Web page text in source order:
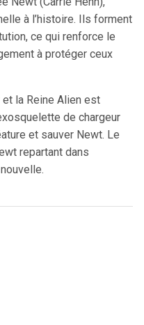
à l’histoire. Ils forment
ce qui renforce le
à protéger ceux
la Reine Alien est
de chargeur
et sauver Newt. Le
repartant dans